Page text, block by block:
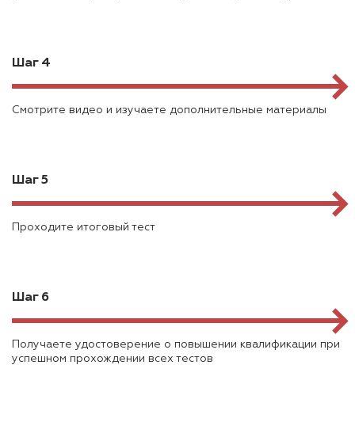
Шаг 4
Смотрите видео и изучаете дополнительные материалы
Шаг 5
Проходите итоговый тест
Шаг 6
Получаете удостоверение о повышении квалификации при
успешном прохождении всех тестов